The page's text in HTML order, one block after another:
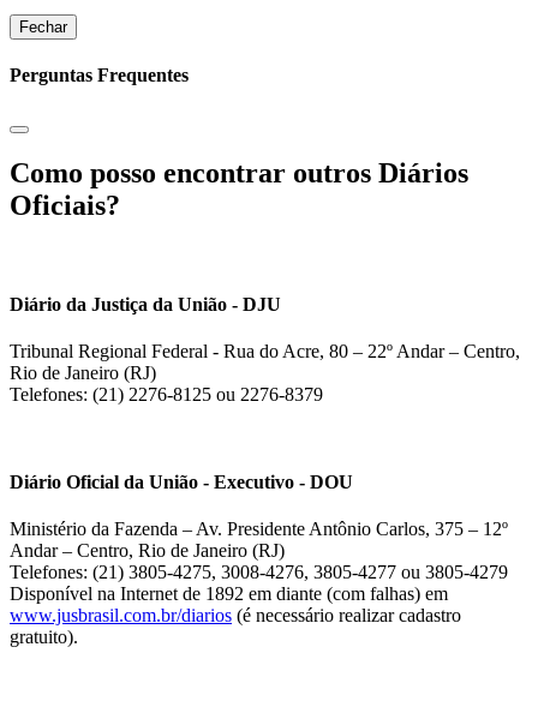
Fechar
Perguntas Frequentes
Como posso encontrar outros Diários
Oficiais?
Diário da Justiça da União - DJU
Tribunal Regional Federal - Rua do Acre, 80 – 22º Andar – Centro,
Rio de Janeiro (RJ)
Telefones: (21) 2276-8125 ou 2276-8379
Diário Oficial da União - Executivo - DOU
Ministério da Fazenda – Av. Presidente Antônio Carlos, 375 – 12º
Andar – Centro, Rio de Janeiro (RJ)
Telefones: (21) 3805-4275, 3008-4276, 3805-4277 ou 3805-4279
Disponível na Internet de 1892 em diante (com falhas) em
www.jusbrasil.com.br/diarios (é necessário realizar cadastro
gratuito).